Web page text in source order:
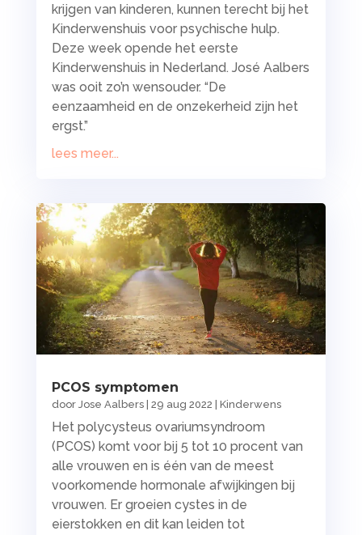
krijgen van kinderen, kunnen terecht bij het
Kinderwenshuis voor psychische hulp.
Deze week opende het eerste
Kinderwenshuis in Nederland. José Aalbers
was ooit zo’n wensouder. “De
eenzaamheid en de onzekerheid zijn het
ergst.”
lees meer...
PCOS symptomen
door Jose Aalbers| 29 aug 2022 Kinderwens
Het polycysteus ovariumsyndroom
(PCOS) komt voor bij 5 tot 10 procent van
alle vrouwen en is één van de meest
voorkomende hormonale afwijkingen bij
vrouwen. Er groeien cystes in de
eierstokken en dit kan leiden tot